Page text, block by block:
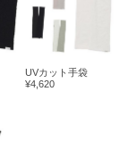
UVカット手袋
¥4,620